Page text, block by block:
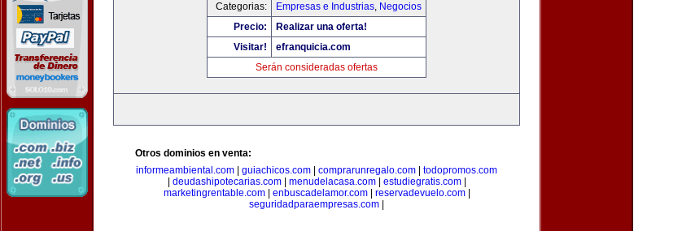
Categorias:
Empresas e Industrias, Negocios
Precio:
Realizar una oferta!
Visitar!
efranquicia.com
Serán consideradas ofertas
Otros dominios en venta:
informeambiental.com
guiachicos.com comprarunregalo.com
todopromos.com
deudashipotecarias.com| menudelacasa.com| estudiegratis.com|
marketingrentable.com| enbuscadelamor.com| reservadevuelo.com|
seguridadparaempresas.com